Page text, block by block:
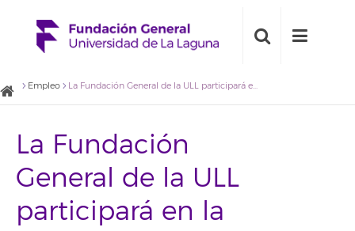
Empleo La Fundación General de la ULL participará en la XXIX Semana de la Empresa de la E.U. de Ciencias Empresariales
La Fundación
General de la ULL
participará en la